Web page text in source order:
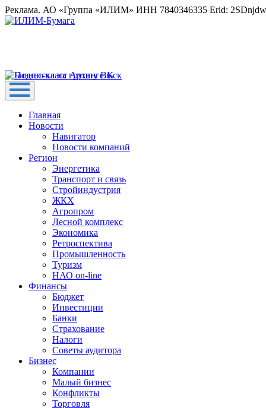
Реклама. АО «Группа «ИЛИМ» ИНН 7840346335 Erid:
Главная
Новости
Навигатор
Новости компаний
Регион
Энергетика
Транспорт и связь
Стройиндустрия
ЖКХ
Агропром
Лесной комплекс
Экономика
Ретроспектива
Промышленность
Туризм
НАО on-line
Финансы
Бюджет
Инвестиции
Банки
Страхование
Налоги
Советы аудитора
Бизнес
Компании
Малый бизнес
Конфликты
Торговля